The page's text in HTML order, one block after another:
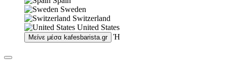
Sweden
Switzerland
United States
Μείνε μέσα kafesbarista.gr Ή